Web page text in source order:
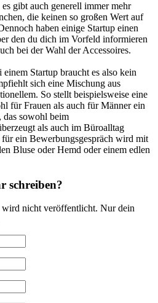
gibt auch generell immer mehr
die keinen so großen Wert auf
haben einige Startup einen
den du dich im Vorfeld informieren
bei der Wahl der Accessoires.
Startup braucht es also kein
sich eine Mischung aus
So stellt beispielsweise eine
für Frauen als auch für Männer ein
das sowohl beim
als auch im Büroalltag
ein Bewerbungsgespräch wird mit
Bluse oder Hemd oder einem edlen
schreiben?
nicht veröffentlicht. Nur dein